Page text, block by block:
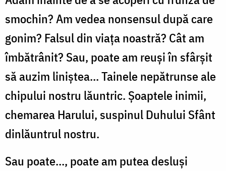
smochin? Am vedea nonsensul după care
gonim? Falsul din viața noastră? Cât am
îmbătrânit? Sau, poate am reuși în sfârșit
să auzim liniștea... Tainele nepătrunse ale
chipului nostru lăuntric. Șoaptele inimii,
chemarea Harului, suspinul Duhului Sfânt
dinlăuntrul nostru.
Sau poate..., poate am putea desluși